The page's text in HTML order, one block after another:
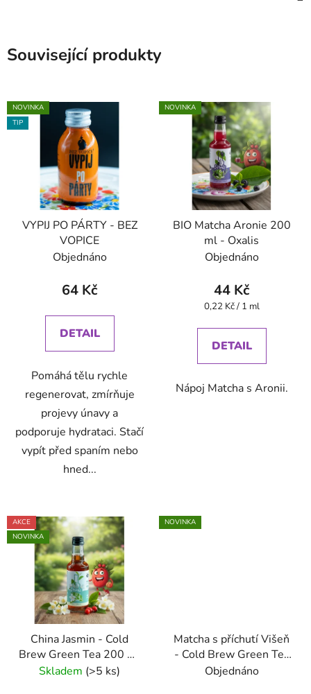
Související produkty
NOVINKA
TIP
VYPIJ PO PÁRTY - BEZ
VOPICE
Objednáno
64 Kč
DETAIL
Pomáhá tělu rychle
regenerovat, zmírňuje
projevy únavy a
podporuje hydrataci. Stačí
vypít před spaním nebo
hned...
NOVINKA
BIO Matcha Aronie 200
ml - Oxalis
Objednáno
44 Kč
Měrná
0,22 Kč / 1 ml
DETAIL
Nápoj Matcha s Aronii.
AKCE
NOVINKA
China Jasmin - Cold
Brew Green Tea 200 ml
- Oxalis
Skladem (>5 ks)
NOVINKA
Matcha s příchutí Višeň
- Cold Brew Green Tea
200 ml - Oxalis
Objednáno